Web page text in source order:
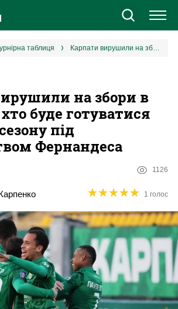
Новини
Єврокубки
УПЛ
2 ліга
Різне
Букмекери
Казино
таблиця Карпати вирушили на збори в Словенію: хто буде готуватися до нового сезону під керівництвом Фернандеса
на збори в
буде готуватися
під
Фернандеса
1126
★★★★★
★★★★★ 1 голос